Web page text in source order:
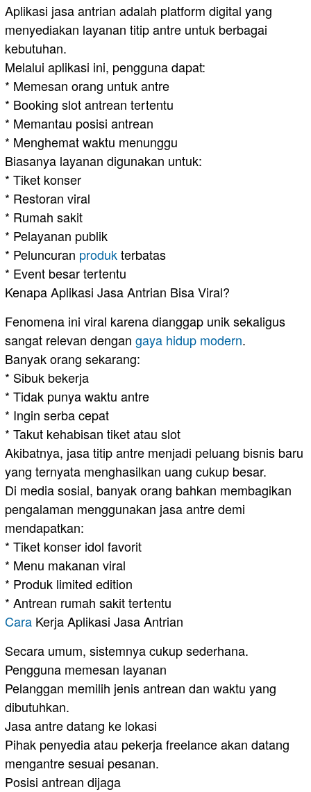
Aplikasi jasa antrian adalah platform digital yang
menyediakan layanan titip antre untuk berbagai
kebutuhan.
Melalui aplikasi ini, pengguna dapat:
* Memesan orang untuk antre
* Booking slot antrean tertentu
* Memantau posisi antrean
* Menghemat waktu menunggu
Biasanya layanan digunakan untuk:
* Tiket konser
* Restoran viral
* Rumah sakit
* Pelayanan publik
* Peluncuran produkterbatas
* Event besar tertentu
Kenapa Aplikasi Jasa Antrian Bisa Viral?
Fenomena ini viral karena dianggap unik sekaligus
sangat relevan dengan gaya hidup modern.
Banyak orang sekarang:
* Sibuk bekerja
* Tidak punya waktu antre
* Ingin serba cepat
* Takut kehabisan tiket atau slot
Akibatnya, jasa titip antre menjadi peluang bisnis baru
yang ternyata menghasilkan uang cukup besar.
Di media sosial, banyak orang bahkan membagikan
pengalaman menggunakan jasa antre demi
mendapatkan:
* Tiket konser idol favorit
* Menu makanan viral
* Produk limited edition
* Antrean rumah sakit tertentu
Cara Kerja Aplikasi Jasa Antrian
Secara umum, sistemnya cukup sederhana.
Pengguna memesan layanan
Pelanggan memilih jenis antrean dan waktu yang
dibutuhkan.
Jasa antre datang ke lokasi
Pihak penyedia atau pekerja freelance akan datang
mengantre sesuai pesanan.
Posisi antrean dijaga